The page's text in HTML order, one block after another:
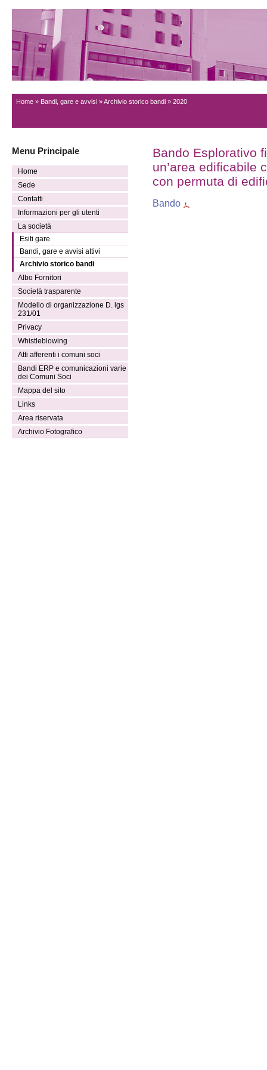
Home » Bandi, gare e avvisi »Archivio storico bandi » 2020
Menu Principale
Home
Sede
Contatti
Informazioni per gli utenti
La società
Esiti gare
Bandi, gare e avvisi attivi
Archivio storico bandi
Albo Fornitori
Società trasparente
Modello di organizzazione D. lgs
231/01
Privacy
Whistleblowing
Atti afferenti i comuni soci
Bandi ERP e comunicazioni varie
dei Comuni Soci
Mappa del sito
Links
Area riservata
Archivio Fotografico
Bando Esplorativo
un’area edificabile
con permuta di
Bando